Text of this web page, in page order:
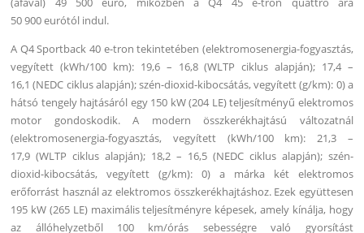
50 900 eurótól indul.
A Q4 Sportback 40 e-tron tekintetében (elektromosenergia-fogyasztás,
vegyített (kWh/100 km): 19,6 – 16,8 (WLTP ciklus alapján); 17,4 –
16,1 (NEDC ciklus alapján); szén-dioxid-kibocsátás, vegyített (g/km): 0) a
hátsó tengely hajtásáról egy 150 kW (204 LE) teljesítményű elektromos
motor gondoskodik. A modern összkerékhajtású változatnál
(elektromosenergia-fogyasztás, vegyített (kWh/100 km): 21,3 –
17,9 (WLTP ciklus alapján); 18,2 – 16,5 (NEDC ciklus alapján); szén-
dioxid-kibocsátás, vegyített (g/km): 0) a márka két elektromos
erőforrást használ az elektromos összkerékhajtáshoz. Ezek együttesen
195 kW (265 LE) maximális teljesítményre képesek, amely kínálja, hogy
az állóhelyzetből 100 km/órás sebességre való gyorsítást